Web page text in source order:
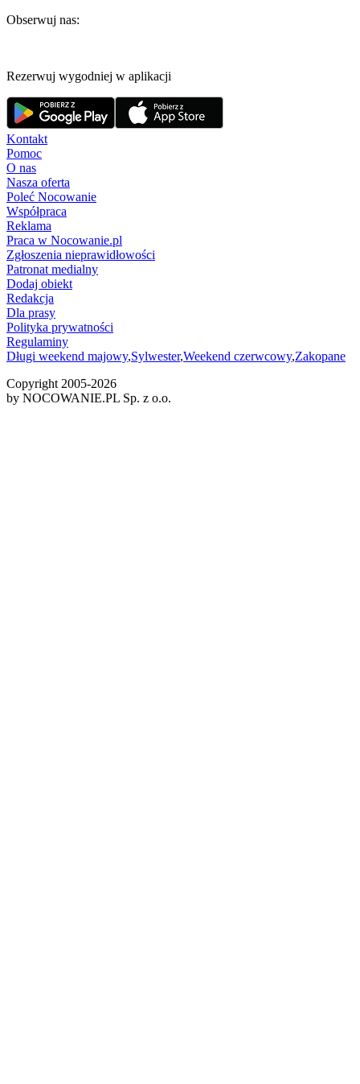
Obserwuj nas:
Rezerwuj wygodniej w aplikacji
Kontakt
Pomoc
O nas
Nasza oferta
Poleć Nocowanie
Współpraca
Reklama
Praca w Nocowanie.pl
Zgłoszenia nieprawidłowości
Patronat medialny
Dodaj obiekt
Redakcja
Dla prasy
Polityka prywatności
Regulaminy
Długi weekend majowy,Sylwester,Weekend czerwcowy,Zakopane
Copyright 2005-2026
by NOCOWANIE.PL Sp. z o.o.